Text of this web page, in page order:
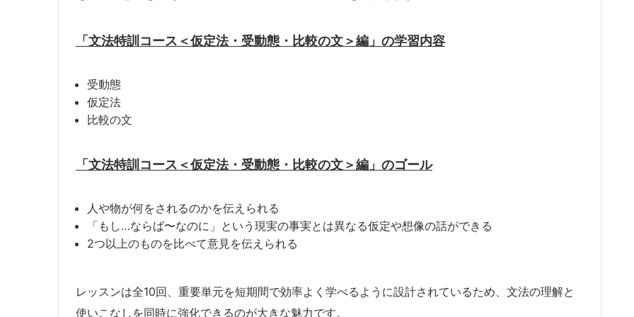
「文法特訓コース＜仮定法・受動態・比較の文＞編」の学習内容
受動態
仮定法
比較の文
「文法特訓コース＜仮定法・受動態・比較の文＞編」のゴール
人や物が何をされるのかを伝えられる
「もし…ならば〜なのに」という現実の事実とは異なる仮定や想像の話ができる
2つ以上のものを比べて意見を伝えられる
レッスンは全10回、重要単元を短期間で効率よく学べるように設計されているため、文法の理解と
使いこなしを同時に強化できるのが大きな魅力です。